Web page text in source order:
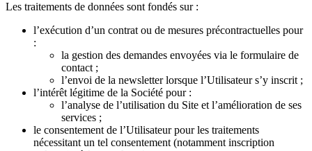
Les traitements de données sont fondés sur :
l’exécution d’un contrat ou de mesures précontractuelles pour
:
la gestion des demandes envoyées via le formulaire de
contact ;
l’envoi de la newsletter lorsque l’Utilisateur s’y inscrit ;
l’intérêt légitime de la Société pour :
l’analyse de l’utilisation du Site et l’amélioration de ses
services ;
le consentement de l’Utilisateur pour les traitements
nécessitant un tel consentement (notamment inscription